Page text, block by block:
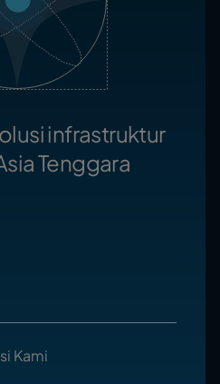
infrastruktur
Tenggara
Kami